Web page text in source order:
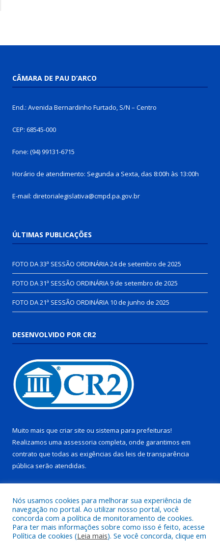
CÂMARA DE PAU D’ARCO
End.: Avenida Bernardinho Furtado, S/N – Centro
CEP: 68545-000
Fone: (94) 99131-6715
Horário de atendimento: Segunda a Sexta, das 8:00h às 13:00h
E-mail: diretorialegislativa@cmpd.pa.gov.br
ÚLTIMAS PUBLICAÇÕES
FOTO DA 33ª SESSÃO ORDINÁRIA24 de setembro de 2025
FOTO DA 31ª SESSÃO ORDINÁRIA9 de setembro de 2025
FOTO DA 21ª SESSÃO ORDINÁRIA 10 de junho de 2025
DESENVOLVIDO POR CR2
Muito mais que criar site ou sistema para prefeituras!
Realizamos uma assessoria completa, onde garantimos em
contrato que todas as exigências das leis de transparência
pública serão atendidas.
Todos os direitos reservados a Câmara Municipal de Pau D’arco.
Nós usamos cookies para melhorar sua experiência de
navegação no portal. Ao utilizar nosso portal, você
concorda com a política de monitoramento de cookies.
Para ter mais informações sobre como isso é feito, acesse
Política de cookies (Leia mais). Se você concorda, clique em